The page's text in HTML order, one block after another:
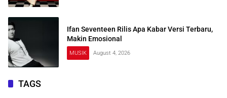
Ifan Seventeen Rilis Apa Kabar Versi Terbaru,
Makin Emosional
MUSIK August 4, 2026
TAGS